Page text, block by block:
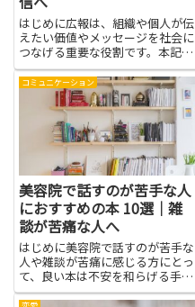
はじめに広報は、組織や個人が伝
えたい価値やメッセージを社会に
つなげる重要な役割です。本記事
で紹介する本を通じて、メディア
対応やプレスリリース作成、ブラ
ンド構築、危機対応などの基礎と
実践に触れられます。広報を学ぶ
ことで、情報を整理し相手に合
コミュニケーション
美容院で話すのが苦手な人
におすすめの本 10選｜雑
談が苦痛な人へ
はじめに美容院で話すのが苦手な
人や雑談が苦痛に感じる方にとっ
て、良い本は不安を和らげる手助
けになります。本を通して、短い